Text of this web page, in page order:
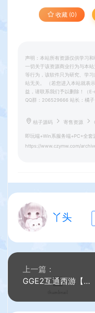
收藏 (0)
声明：本站所有资源仅供学习
一切关于该资源商业行为与本
等行为，该软件只为研究、学
站无关。 （若您进入本站就表
益，请联系我们予以删除！（
QQ群：206529666 站长：橘子
桔子源码 寄售资源
即玩端+Win系服务端+PC+全
https://www.czymw.com/
丫头
上一篇：
GGE2互通西游【水浒西游江南22门派】最新整理Win系服务端+安卓苹果PC三端+全套源码+详细搭建教程